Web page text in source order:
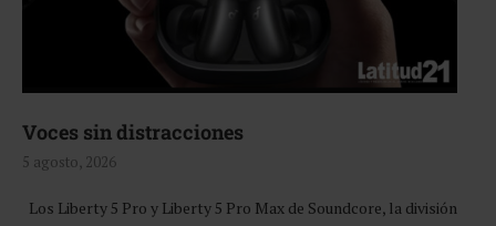
Voces sin distracciones
5 agosto, 2026
Los Liberty 5 Pro y Liberty 5 Pro Max de Soundcore, la división